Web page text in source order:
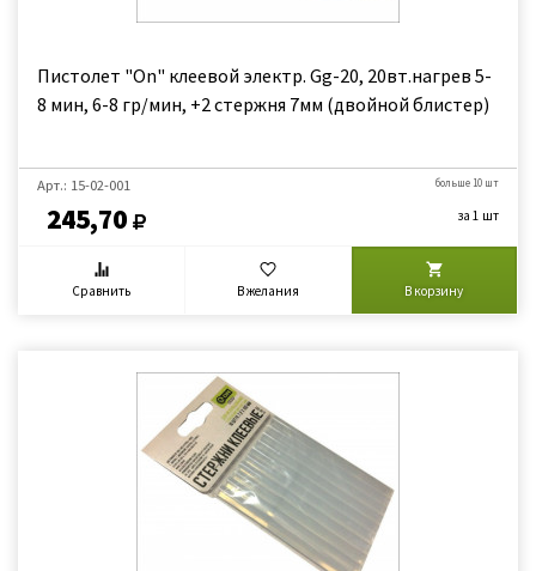
Пистолет "On" клеевой электр. Gg-20, 20вт.нагрев 5-
8 мин, 6-8 гр/мин, +2 стержня 7мм (двойной блистер)
Арт.: 15-02-001
245,70
больше 10 шт
за 1 шт
Сравнить В желания В корзину